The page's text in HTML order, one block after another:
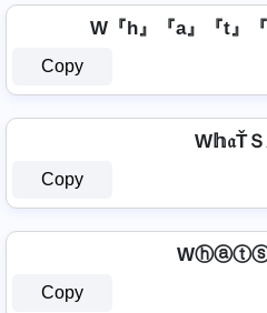
W『h』『a』『t』
Copy
W𝕙𝔞Ť
Copy
Copy